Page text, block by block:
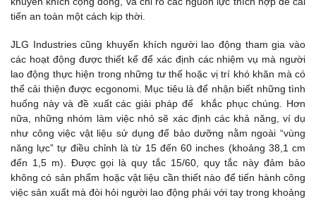
tiến an toàn một cách kịp thời.
JLG Industries cũng khuyến khích người lao động tham gia vào
các hoạt động được thiết kế để xác định các nhiệm vụ mà người
lao động thực hiện trong những tư thế hoặc vị trí khó khăn mà có
thể cải thiện được ecgonomi. Mục tiêu là để nhận biết những tình
huống này và đề xuất các giải pháp để khắc phục chúng. Hơn
nữa, những nhóm làm việc nhỏ sẽ xác định các khả năng, ví dụ
như công việc vật liệu sử dụng để bảo dưỡng nằm ngoài “vùng
năng lực” tự điều chỉnh là từ 15 đến 60 inches (khoảng 38,1 cm
đến 1,5 m). Được gọi là quy tắc 15/60, quy tắc này đảm bảo
không có sản phẩm hoặc vật liệu cần thiết nào để tiến hành công
việc sản xuất mà đòi hỏi người lao động phải với tay trong khoảng